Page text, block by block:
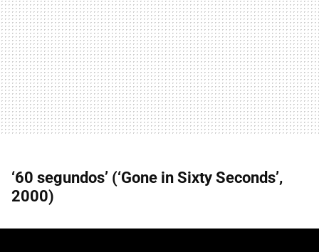
‘60 segundos’ (‘Gone in Sixty Seconds’,
2000)